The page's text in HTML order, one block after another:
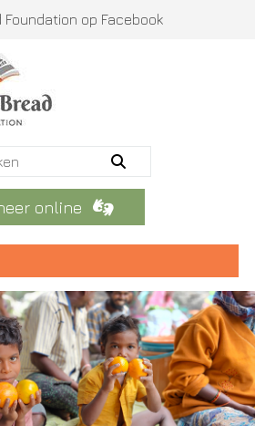
Foundation op Facebook
online